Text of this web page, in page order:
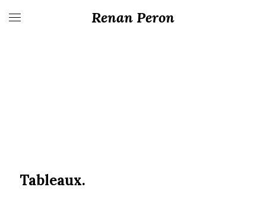
Renan Peron
Tableaux.